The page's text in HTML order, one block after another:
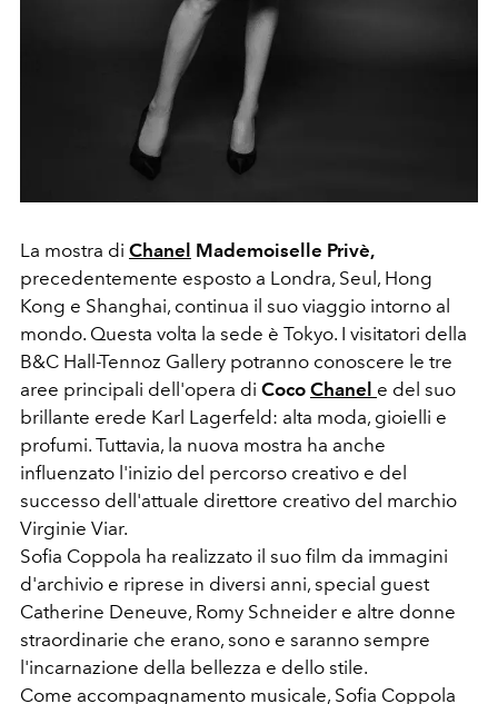
La mostra di Chanel Mademoiselle Privè,
precedentemente esposto a Londra, Seul, Hong
Kong e Shanghai, continua il suo viaggio intorno al
mondo. Questa volta la sede è Tokyo. I visitatori della
B&C Hall-Tennoz Gallery potranno conoscere le tre
aree principali dell'opera di Coco Chanel e del suo
brillante erede Karl Lagerfeld: alta moda, gioielli e
profumi. Tuttavia, la nuova mostra ha anche
influenzato l'inizio del percorso creativo e del
successo dell'attuale direttore creativo del marchio
Virginie Viar.
Sofia Coppola ha realizzato il suo film da immagini
d'archivio e riprese in diversi anni, special guest
Catherine Deneuve, Romy Schneider e altre donne
straordinarie che erano, sono e saranno sempre
l'incarnazione della bellezza e dello stile.
Come accompagnamento musicale, Sofia Coppola